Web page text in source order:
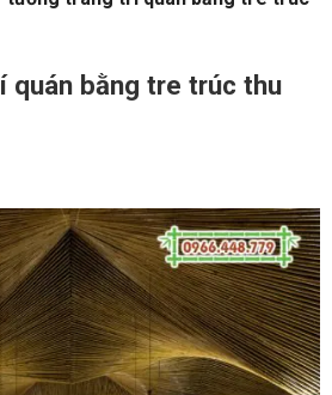
quán bằng tre trúc thu